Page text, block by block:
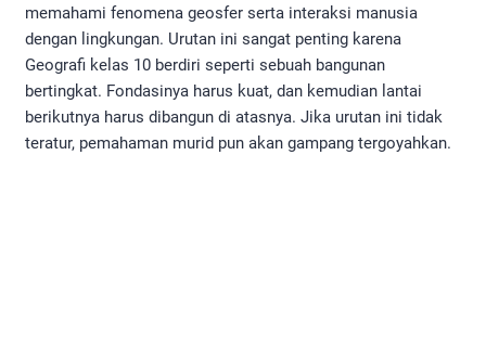
memahami fenomena geosfer serta interaksi manusia
dengan lingkungan. Urutan ini sangat penting karena
Geografi kelas 10 berdiri seperti sebuah bangunan
bertingkat. Fondasinya harus kuat, dan kemudian lantai
berikutnya harus dibangun di atasnya. Jika urutan ini tidak
teratur, pemahaman murid pun akan gampang tergoyahkan.